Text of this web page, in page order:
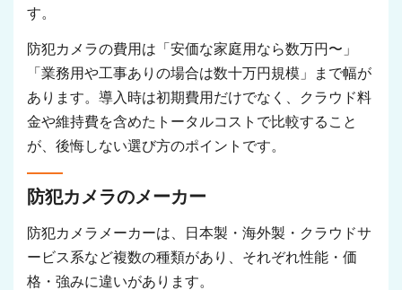
す。
防犯カメラの費用は「安価な家庭用なら数万円〜」
「業務用や工事ありの場合は数十万円規模」まで幅が
あります。導入時は初期費用だけでなく、クラウド料
金や維持費を含めたトータルコストで比較すること
が、後悔しない選び方のポイントです。
防犯カメラのメーカー
防犯カメラメーカーは、日本製・海外製・クラウドサ
ービス系など複数の種類があり、それぞれ性能・価
格・強みに違いがあります。